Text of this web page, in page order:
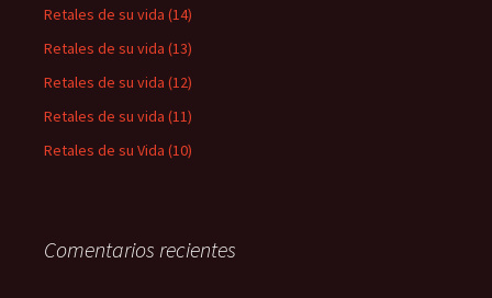
Retales de su vida (14)
Retales de su vida (13)
Retales de su vida (12)
Retales de su vida (11)
Retales de su Vida (10)
Comentarios recientes